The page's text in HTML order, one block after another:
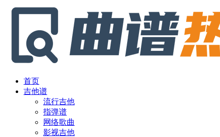
首页
吉他谱
流行吉他
指弹谱
网络歌曲
影视吉他